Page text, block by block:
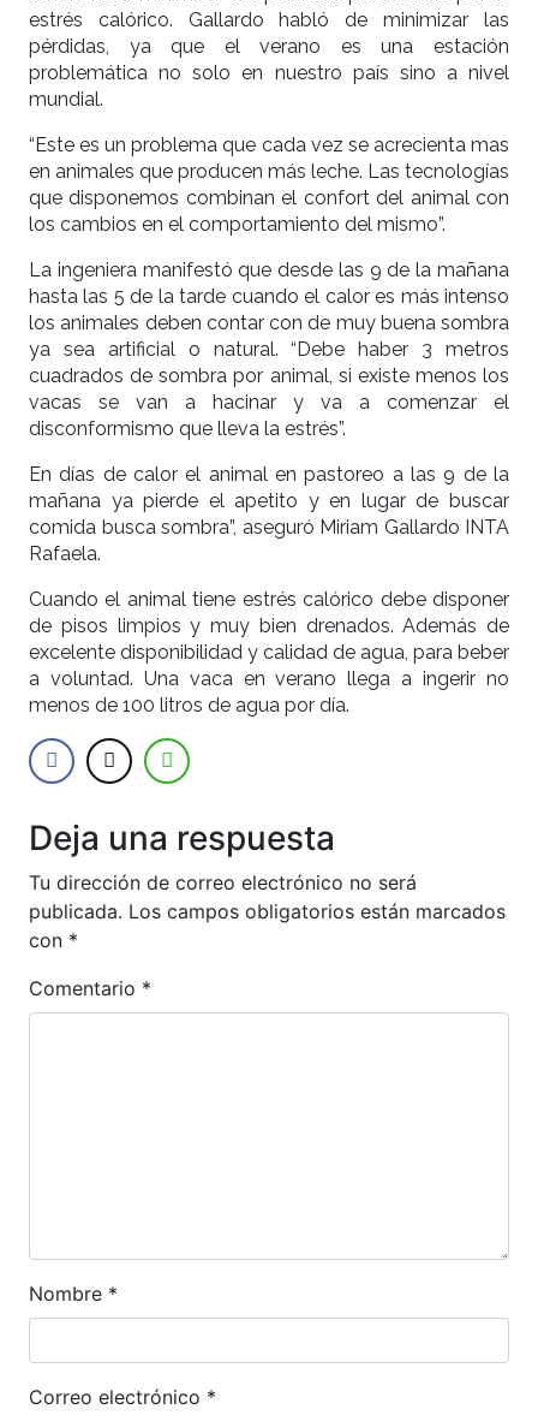
estrés calórico. Gallardo habló de minimizar las
pérdidas, ya que el verano es una estación
problemática no solo en nuestro país sino a nivel
mundial.
“Este es un problema que cada vez se acrecienta mas
en animales que producen más leche. Las tecnologías
que disponemos combinan el confort del animal con
los cambios en el comportamiento del mismo”.
La ingeniera manifestó que desde las 9 de la mañana
hasta las 5 de la tarde cuando el calor es más intenso
los animales deben contar con de muy buena sombra
ya sea artificial o natural. “Debe haber 3 metros
cuadrados de sombra por animal, si existe menos los
vacas se van a hacinar y va a comenzar el
disconformismo que lleva la estrés”.
En días de calor el animal en pastoreo a las 9 de la
mañana ya pierde el apetito y en lugar de buscar
comida busca sombra”, aseguró Miriam Gallardo INTA
Rafaela.
Cuando el animal tiene estrés calórico debe disponer
de pisos limpios y muy bien drenados. Además de
excelente disponibilidad y calidad de agua, para beber
a voluntad. Una vaca en verano llega a ingerir no
menos de 100 litros de agua por día.
Deja una respuesta
Tu dirección de correo electrónico no será
publicada. Los campos obligatorios están marcados
con *
Comentario *
Nombre *
Correo electrónico *